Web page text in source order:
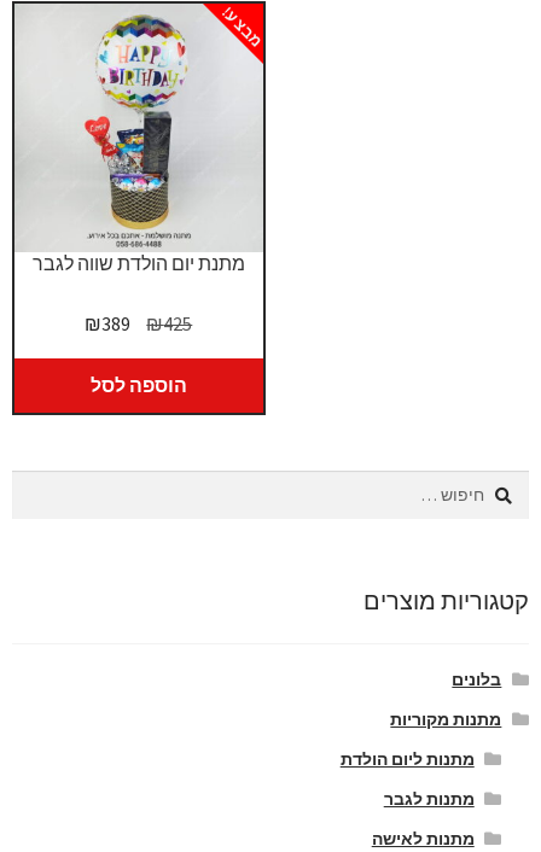
מתנת יום הולדת שווה לגבר
מבצע!
₪425
המחיר
היה:
₪425.
₪389
המחיר
₪389.
הוספה לסל
חיפוש:
קטגוריות מוצרים
בלונים
מתנות מקוריות
מתנות ליום הולדת
מתנות לגבר
מתנות לאישה